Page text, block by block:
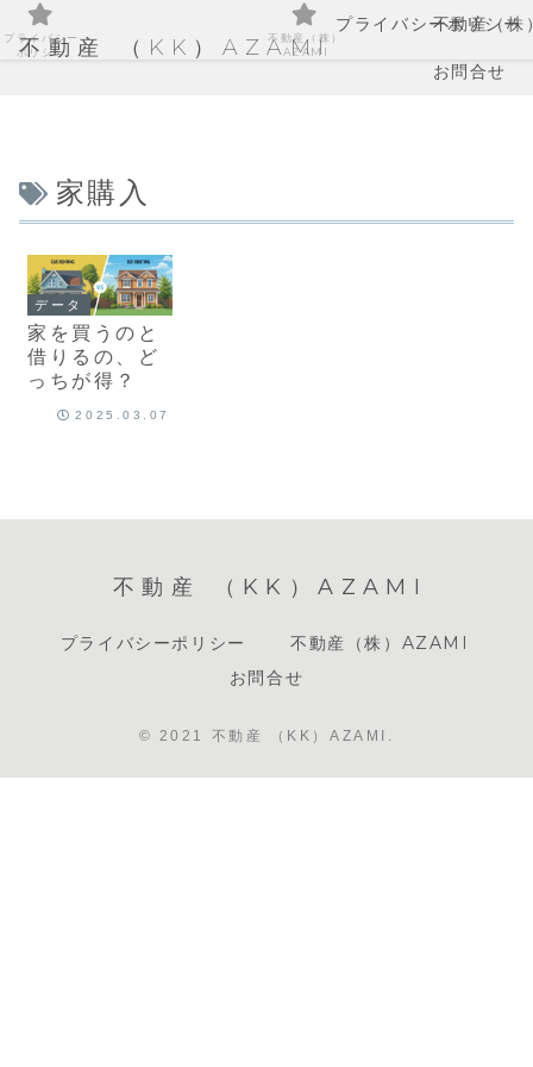
不動産 （KK）AZAMI
プライバシーポリシー
不動産（
お問合せ
家購入
データ
家を買うのと
借りるの、ど
っちが得？
2025.03.07
不動産 （KK）AZAMI
プライバシーポリシー
不動産（株）AZAMI
お問合せ
© 2021 不動産 （KK）AZAMI.
プライバシー
ポリシー
不動産（株）
AZAMI